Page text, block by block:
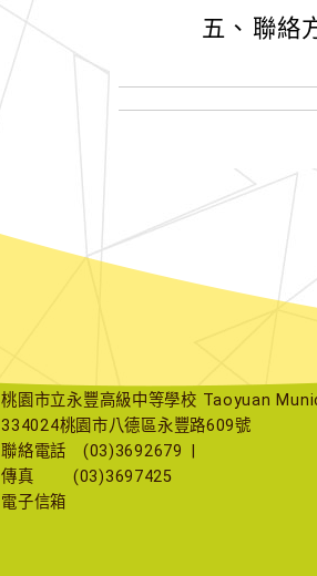
五、 聯絡
桃園市立永豐高級中等學校 Taoyuan
334024桃園市八德區永豐路609號
聯絡電話
(03)3692679
傳真
(03)3697425
電子信箱